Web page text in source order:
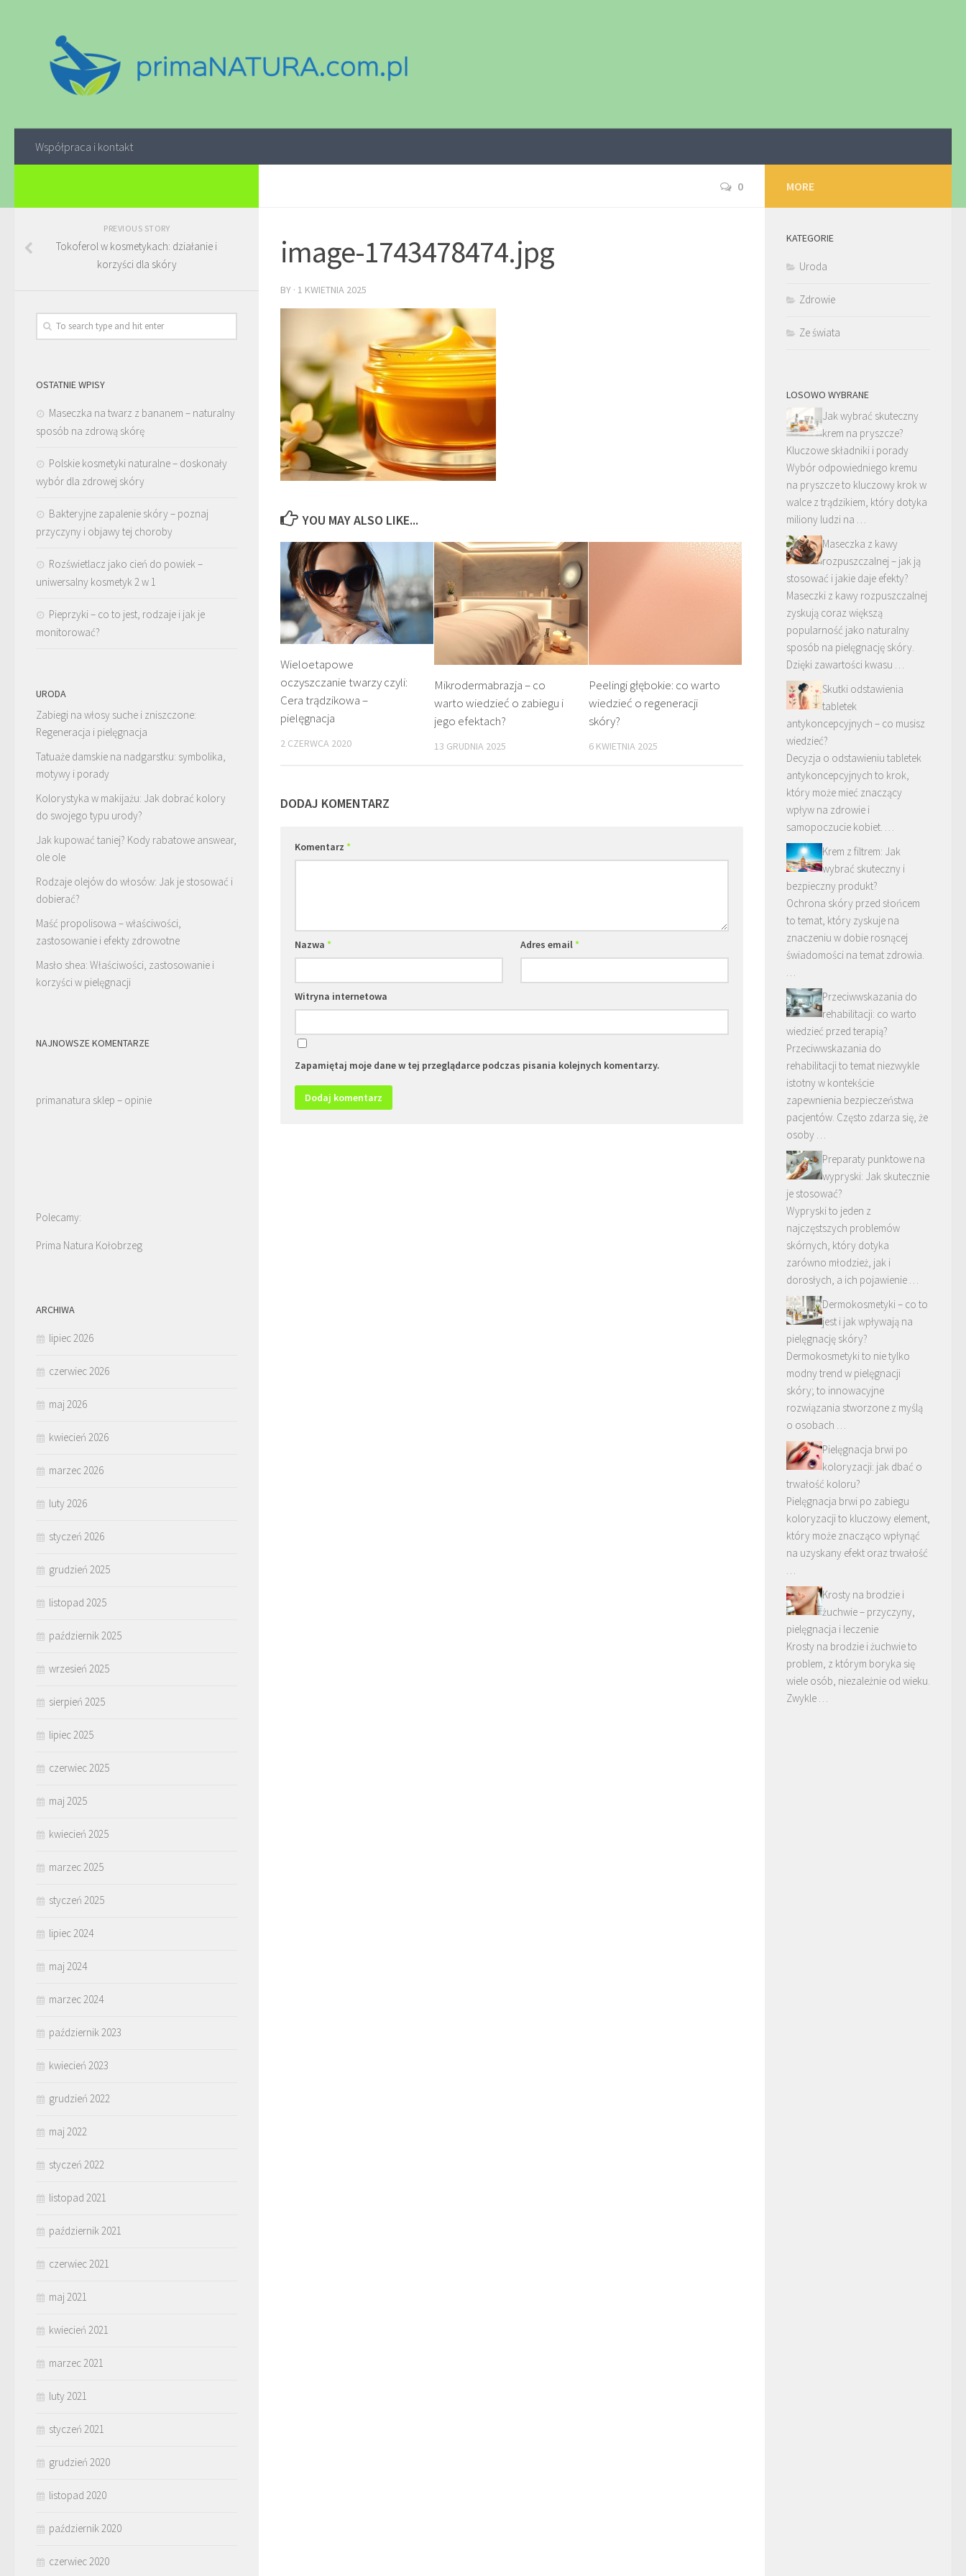
Współpraca i kontakt
0
image-1743478474.jpg
BY · 1 KWIETNIA 2025
YOU MAY ALSO LIKE...
Wieloetapowe
oczyszczanie twarzy czyli:
Cera trądzikowa –
pielęgnacja
2 CZERWCA 2020
Mikrodermabrazja – co
warto wiedzieć o zabiegu i
jego efektach?
13 GRUDNIA 2025
Peelingi głębokie: co warto
wiedzieć o regeneracji
skóry?
6 KWIETNIA 2025
DODAJ KOMENTARZ
Komentarz *
Nazwa * Adres email*
Witryna internetowa
Zapamiętaj moje dane w tej przeglądarce podczas pisania kolejnych komentarzy.
PREVIOUS STORY
Tokoferol w kosmetykach: działanie i
korzyści dla skóry
OSTATNIE WPISY
Maseczka na twarz z bananem – naturalny
sposób na zdrową skórę
Polskie kosmetyki naturalne – doskonały
wybór dla zdrowej skóry
Bakteryjne zapalenie skóry – poznaj
przyczyny i objawy tej choroby
Rozświetlacz jako cień do powiek –
uniwersalny kosmetyk 2 w 1
Pieprzyki – co to jest, rodzaje i jak je
monitorować?
URODA
Zabiegi na włosy suche i zniszczone:
Regeneracja i pielęgnacja
Tatuaże damskie na nadgarstku: symbolika,
motywy i porady
Kolorystyka w makijażu: Jak dobrać kolory
do swojego typu urody?
Jak kupować taniej? Kody rabatowe answear,
ole ole
Rodzaje olejów do włosów: Jak je stosować i
dobierać?
Maść propolisowa – właściwości,
zastosowanie i efekty zdrowotne
Masło shea: Właściwości, zastosowanie i
korzyści w pielęgnacji
NAJNOWSZE KOMENTARZE
primanatura sklep – opinie
Polecamy:
Prima Natura Kołobrzeg
ARCHIWA
lipiec 2026
czerwiec 2026
maj 2026
kwiecień 2026
marzec 2026
luty 2026
styczeń 2026
grudzień 2025
listopad 2025
październik 2025
wrzesień 2025
sierpień 2025
lipiec 2025
czerwiec 2025
maj 2025
kwiecień 2025
marzec 2025
styczeń 2025
lipiec 2024
maj 2024
marzec 2024
październik 2023
kwiecień 2023
grudzień 2022
maj 2022
styczeń 2022
listopad 2021
październik 2021
czerwiec 2021
maj 2021
kwiecień 2021
marzec 2021
luty 2021
styczeń 2021
grudzień 2020
listopad 2020
październik 2020
czerwiec 2020
MORE
KATEGORIE
Uroda
Zdrowie
Ze świata
LOSOWO WYBRANE
Jak wybrać skuteczny
krem na pryszcze?
Kluczowe składniki i porady
Wybór odpowiedniego kremu
na pryszcze to kluczowy krok w
walce z trądzikiem, który dotyka
miliony ludzi na …
Maseczka z kawy
rozpuszczalnej – jak ją
stosować i jakie daje efekty?
Maseczki z kawy rozpuszczalnej
zyskują coraz większą
popularność jako naturalny
sposób na pielęgnację skóry.
Dzięki zawartości kwasu …
Skutki odstawienia
tabletek
antykoncepcyjnych – co musisz
wiedzieć?
Decyzja o odstawieniu tabletek
antykoncepcyjnych to krok,
który może mieć znaczący
wpływ na zdrowie i
samopoczucie kobiet. …
Krem z filtrem: Jak
wybrać skuteczny i
bezpieczny produkt?
Ochrona skóry przed słońcem
to temat, który zyskuje na
znaczeniu w dobie rosnącej
świadomości na temat zdrowia.
…
Przeciwwskazania do
rehabilitacji: co warto
wiedzieć przed terapią?
Przeciwwskazania do
rehabilitacji to temat niezwykle
istotny w kontekście
zapewnienia bezpieczeństwa
pacjentów. Często zdarza się, że
osoby …
Preparaty punktowe na
wypryski: Jak skutecznie
je stosować?
Wypryski to jeden z
najczęstszych problemów
skórnych, który dotyka
zarówno młodzież, jak i
dorosłych, a ich pojawienie …
Dermokosmetyki – co to
jest i jak wpływają na
pielęgnację skóry?
Dermokosmetyki to nie tylko
modny trend w pielęgnacji
skóry; to innowacyjne
rozwiązania stworzone z myślą
o osobach …
Pielęgnacja brwi po
koloryzacji: jak dbać o
trwałość koloru?
Pielęgnacja brwi po zabiegu
koloryzacji to kluczowy element,
który może znacząco wpłynąć
na uzyskany efekt oraz trwałość
…
Krosty na brodzie i
żuchwie – przyczyny,
pielęgnacja i leczenie
Krosty na brodzie i żuchwie to
problem, z którym boryka się
wiele osób, niezależnie od wieku.
Zwykle …